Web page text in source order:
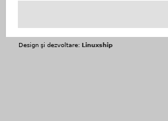
Design şi dezvoltare: Linuxship